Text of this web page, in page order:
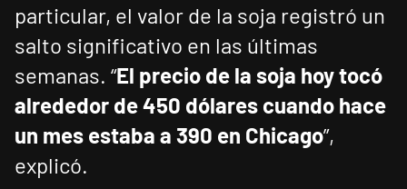
particular, el valor de la soja registró un
salto significativo en las últimas
semanas. “El precio de la soja hoy tocó
alrededor de 450 dólares cuando hace
un mes estaba a 390 en Chicago”,
explicó.